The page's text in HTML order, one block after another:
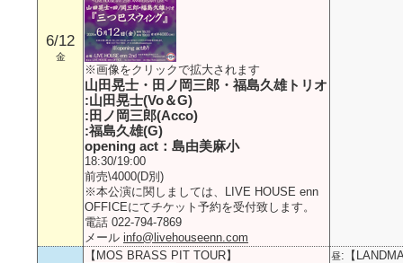
6/12
金
※画像をクリックで拡大されます
山田晃士・田ノ岡三郎・福島久雄トリオ
:山田晃士(Vo＆G)
:田ノ岡三郎(Acco)
:福島久雄(G)
opening act：島由美麻小
18:30/19:00
前売\4000(D別)
※本公演に関しましては、LIVE HOUSE enn
OFFICEにてチケット予約を受付致します。
電話 022-794-7869
メール info@livehouseenn.com
【MOS BRASS PIT TOUR】 昼:【